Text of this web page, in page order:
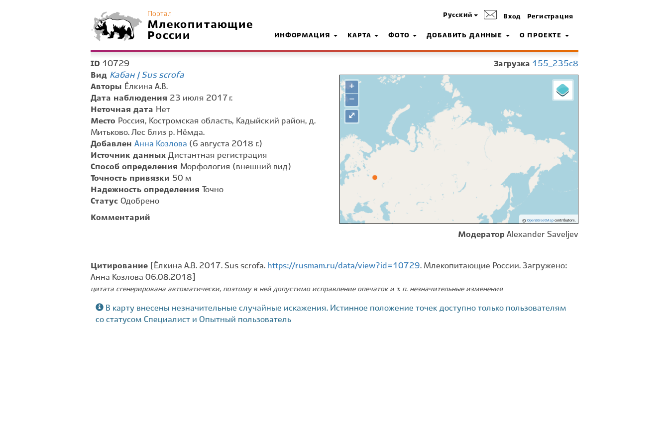
Портал
Млекопитающие
России
Русский Вход Регистрация
ИНФОРМАЦИЯ КАРТА ФОТО ДОБАВИТЬ ДАННЫЕ О ПРОЕКТЕ
ID 10729
Вид Кабан | Sus scrofa
Авторы Ёлкина А.В.
Дата наблюдения 23 июля 2017 г.
Неточная дата Нет
Место Россия, Костромская область, Кадыйский район, д.
Митьково. Лес близ р. Нёмда.
Добавлен Анна Козлова (6 августа 2018 г.)
Источник данных Дистантная регистрация
Способ определения Морфология (внешний вид)
Точность привязки 50 м
Надежность определения
Точно
Статус Одобрено
Комментарий
Загрузка 155_235c8
+
−
© OpenStreetMapcontributors.
⤢
Модератор Alexander Saveljev
Цитирование [Ёлкина А.В. 2017. Sus scrofa. https://rusmam.ru/data/view?id=10729. Млекопитающие России. Загружено:
Анна Козлова 06.08.2018]
цитата сгенерирована автоматически, поэтому в ней допустимо исправление опечаток и т. п. незначительные изменения
В карту внесены незначительные случайные искажения. Истинное положение точек доступно только пользователям
со статусом Специалист и Опытный пользователь